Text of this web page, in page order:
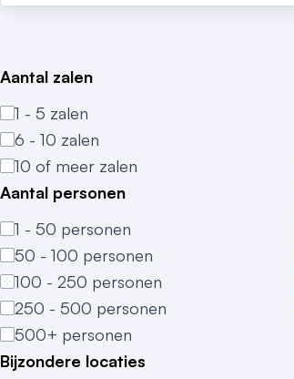
Aantal zalen
1 - 5 zalen
6 - 10 zalen
10 of meer zalen
Aantal personen
1 - 50 personen
50 - 100 personen
100 - 250 personen
250 - 500 personen
500+ personen
Bijzondere locaties